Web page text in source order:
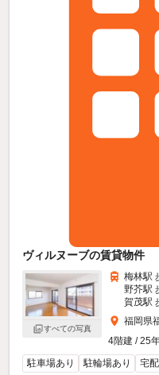
ヴィルヌーブの賃貸物件
すべての写真
梅林駅
野芥駅
賀茂駅
福岡県
4階建 / 25
駐車場あり
駐輪場あり 宅